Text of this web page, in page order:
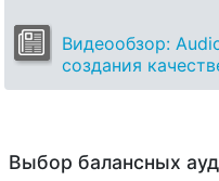
Видеообзор:
создания
Выбор балансных